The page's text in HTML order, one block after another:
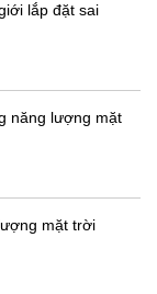
lắp đặt sai
năng lượng mặt
mặt trời